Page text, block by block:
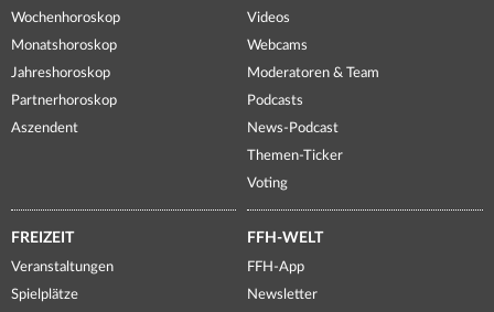
Wochenhoroskop
Monatshoroskop
Jahreshoroskop
Partnerhoroskop
Aszendent
Videos
Webcams
Moderatoren & Team
Podcasts
News-Podcast
Themen-Ticker
Voting
FREIZEIT
Veranstaltungen
Spielplätze
FFH-WELT
FFH-App
Newsletter